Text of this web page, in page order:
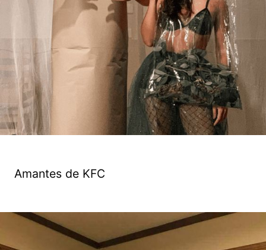
Amantes de KFC